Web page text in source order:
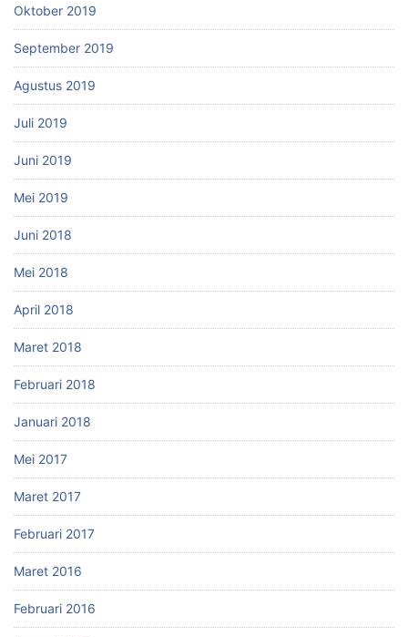
Oktober 2019
September 2019
Agustus 2019
Juli 2019
Juni 2019
Mei 2019
Juni 2018
Mei 2018
April 2018
Maret 2018
Februari 2018
Januari 2018
Mei 2017
Maret 2017
Februari 2017
Maret 2016
Februari 2016